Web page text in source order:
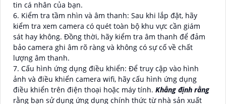
tin cá nhân của bạn.
6. Kiểm tra tầm nhìn và âm thanh: Sau khi lắp đặt, hãy
kiểm tra xem camera có quét toàn bộ khu vực cần giám
sát hay không. Đồng thời, hãy kiểm tra âm thanh để đảm
bảo camera ghi âm rõ ràng và không có sự cố về chất
lượng âm thanh.
7. Cấu hình ứng dụng điều khiển: Để truy cập vào hình
ảnh và điều khiển camera wifi, hãy cấu hình ứng dụng
điều khiển trên điện thoại hoặc máy tính. Khẳng định rằng
rằng bạn sử dụng ứng dụng chính thức từ nhà sản xuất